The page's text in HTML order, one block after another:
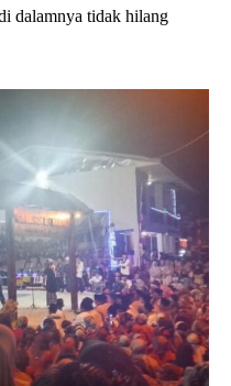
dalamnya tidak hilang